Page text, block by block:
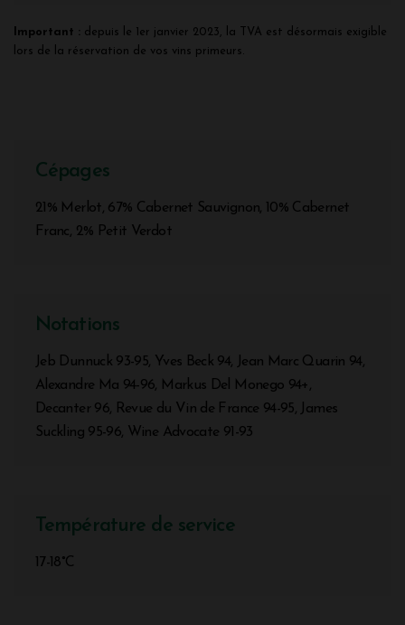
Important : depuis le 1er janvier 2023, la TVA est désormais exigible
lors de la réservation de vos vins primeurs.
Cépages
21% Merlot, 67% Cabernet Sauvignon, 10% Cabernet
Franc, 2% Petit Verdot
Notations
Jeb Dunnuck 93-95, Yves Beck 94, Jean Marc Quarin 94,
Alexandre Ma 94-96, Markus Del Monego 94+,
Decanter 96, Revue du Vin de France 94-95, James
Suckling 95-96, Wine Advocate 91-93
Température de service
17-18°C